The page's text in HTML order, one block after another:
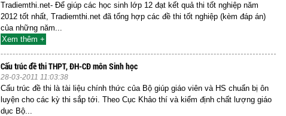
Tradiemthi.net- Để giúp các học sinh lớp 12 đạt kết quả thi tốt nghiệp năm
2012 tốt nhất, Tradiemthi.net đã tổng hợp các đề thi tốt nghiệp (kèm đáp án)
của những năm...
Xem thêm +
Cấu trúc đề thi THPT, ĐH-CĐ môn Sinh học
28-03-2011 11:03:38
Cấu trúc đề thi là tài liệu chính thức của Bộ giúp giáo viên và HS chuẩn bị ôn
luyện cho các kỳ thi sắp tới. Theo Cục Khảo thí và kiểm định chất lượng giáo
dục Bộ...